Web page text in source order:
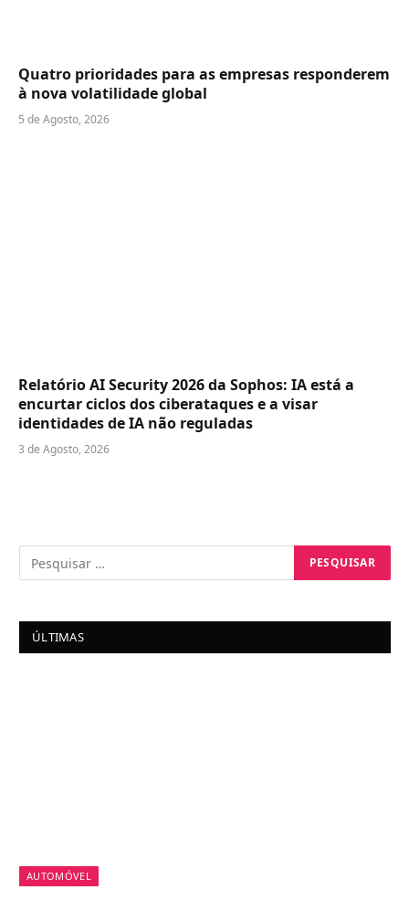
Quatro prioridades para as empresas responderem
à nova volatilidade global
5 de Agosto, 2026
Relatório AI Security 2026 da Sophos: IA está a
encurtar ciclos dos ciberataques e a visar
identidades de IA não reguladas
3 de Agosto, 2026
ÚLTIMAS
AUTOMÓVEL